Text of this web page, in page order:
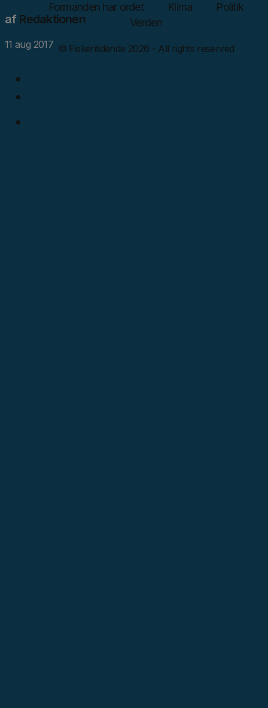
Formanden har ordet
Klima
Politik
Verden
© Fiskeritidende 2026 - All rights reserved
afRedaktionen
11 aug 2017